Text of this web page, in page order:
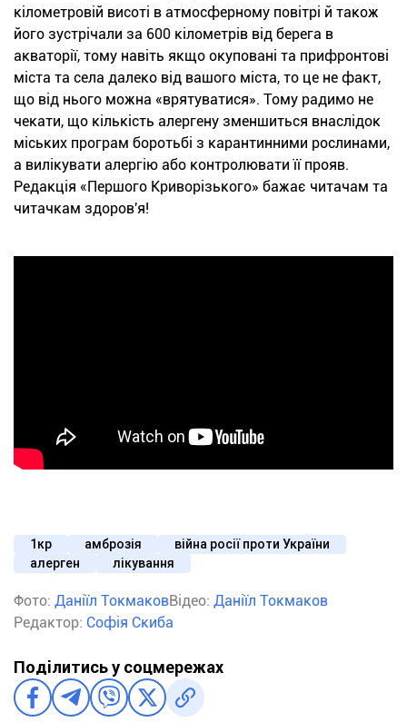
кілометровій висоті в атмосферному повітрі й також
його зустрічали за 600 кілометрів від берега в
акваторії, тому навіть якщо окуповані та прифронтові
міста та села далеко від вашого міста, то це не факт,
що від нього можна «врятуватися». Тому радимо не
чекати, що кількість алергену зменшиться внаслідок
міських програм боротьбі з карантинними рослинами,
а вилікувати алергію або контролювати її прояв.
Редакція «Першого Криворізького» бажає читачам та
читачкам здоров'я!
1кр амброзія
війна росії проти України
алерген
лікування
Фото: Даніїл ТокмаковВідео: Даніїл Токмаков
Редактор: Софія Скиба
Поділитись у соцмережах